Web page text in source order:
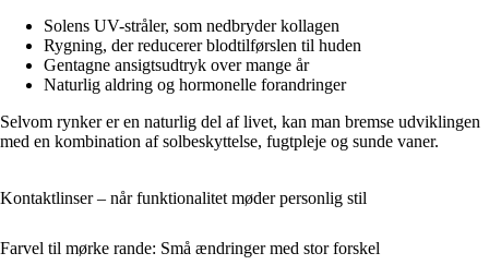
Solens UV-stråler, som nedbryder kollagen
Rygning, der reducerer blodtilførslen til huden
Gentagne ansigtsudtryk over mange år
Naturlig aldring og hormonelle forandringer
Selvom rynker er en naturlig del af livet, kan man bremse udviklingen
med en kombination af solbeskyttelse, fugtpleje og sunde vaner.
Kontaktlinser – når funktionalitet møder personlig stil
Farvel til mørke rande: Små ændringer med stor forskel